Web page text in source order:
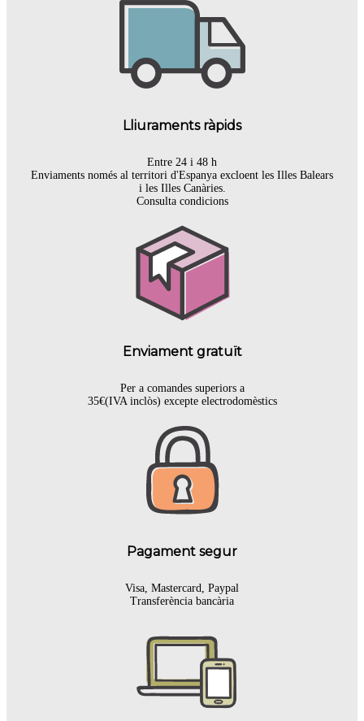
Lliuraments ràpids
Entre 24 i 48 h
Enviaments només al territori d'Espanya excloent les Illes Balears
i les Illes Canàries.
Consulta condicions
Enviament gratuït
Per a comandes superiors a
35€(IVA inclòs) excepte electrodomèstics
Pagament segur
Visa, Mastercard, Paypal
Transferència bancària